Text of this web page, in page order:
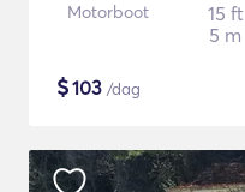
Motorboot
15 ft
5 m
$103 /dag